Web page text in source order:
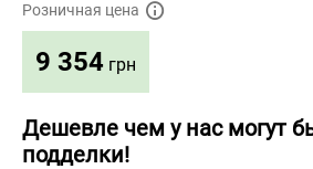
Розничная цена
9 354 грн
Дешевле чем у нас могут
подделки!